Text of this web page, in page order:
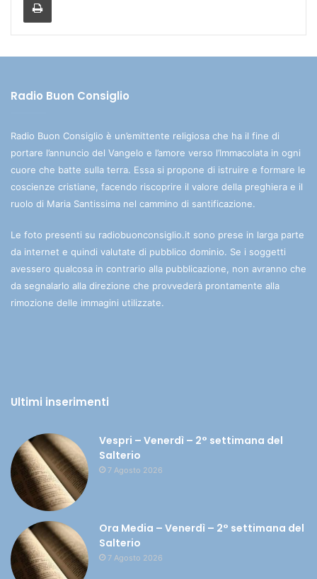
Radio Buon Consiglio
Radio Buon Consiglio è un’emittente religiosa che ha il fine di
portare l’annuncio del Vangelo e l’amore verso l’Immacolata in ogni
cuore che batte sulla terra. Essa si propone di istruire e formare le
coscienze cristiane, facendo riscoprire il valore della preghiera e il
ruolo di Maria Santissima nel cammino di santificazione.
Le foto presenti su radiobuonconsiglio.it sono prese in larga parte
da internet e quindi valutate di pubblico dominio. Se i soggetti
avessero qualcosa in contrario alla pubblicazione, non avranno che
da segnalarlo alla direzione che provvederà prontamente alla
rimozione delle immagini utilizzate.
Ultimi inserimenti
Vespri – Venerdì – 2° settimana del
Salterio
7 Agosto 2026
Ora Media – Venerdì – 2° settimana del
Salterio
7 Agosto 2026